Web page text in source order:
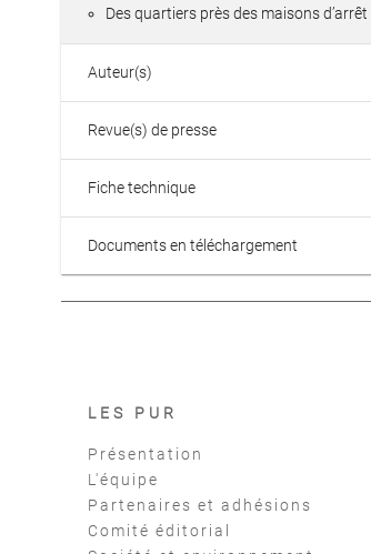
Des quartiers près des maisons
Auteur(s)
Revue(s) de presse
Fiche technique
Documents en téléchargement
LES PUR
Présentation
L'équipe
Partenaires et adhésions
Comité éditorial